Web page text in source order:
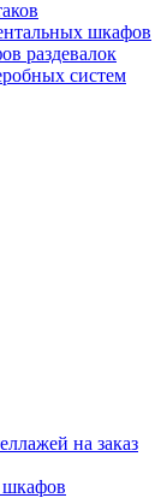
шкафов
раздевалок
систем
на заказ
шкафов